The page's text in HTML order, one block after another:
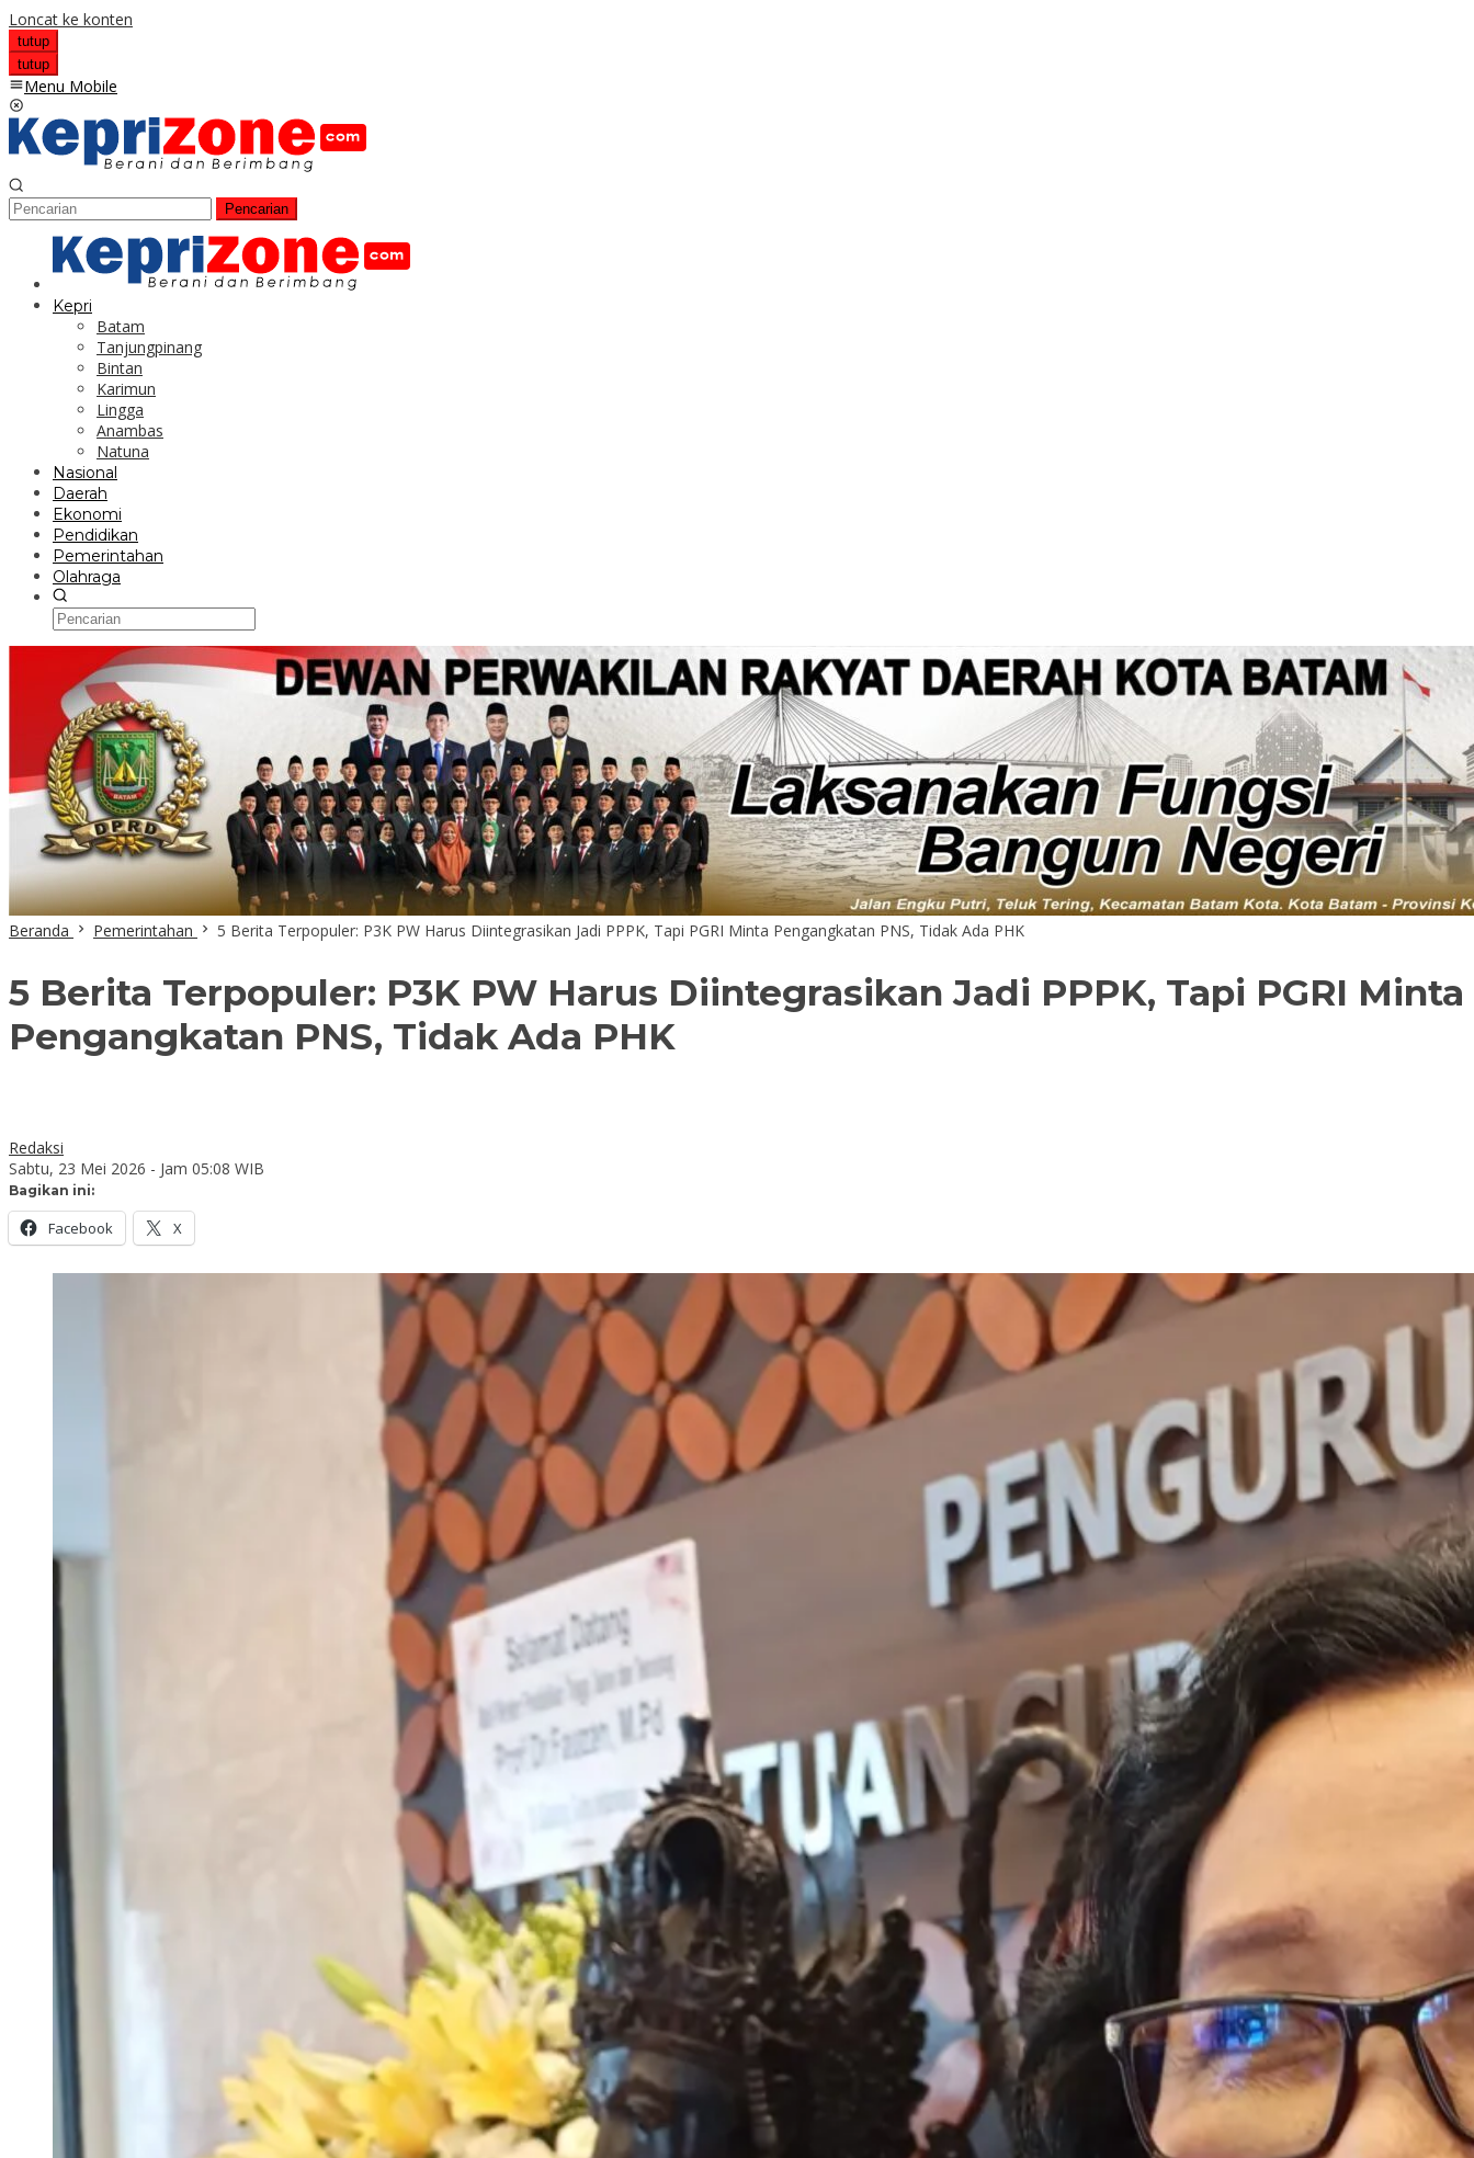
Loncat ke konten
tutup
tutup
Menu Mobile
Pencarian
Kepri
Batam
Tanjungpinang
Bintan
Karimun
Lingga
Anambas
Natuna
Nasional
Daerah
Ekonomi
Pendidikan
Pemerintahan
Olahraga
Beranda Pemerintahan 5 Berita Terpopuler: P3K PW Harus Diintegrasikan Jadi PPPK, Tapi PGRI Minta Pengangkatan PNS, Tidak Ada PHK
5 Berita Terpopuler: P3K PW Harus Diintegrasikan Jadi PPPK, Tapi PGRI Minta
Pengangkatan PNS, Tidak Ada PHK
Redaksi
Sabtu, 23 Mei 2026 - Jam 05:08 WIB
Bagikan ini:
Facebook X